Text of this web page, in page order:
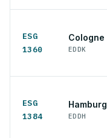
ESG
1360
Cologne
EDDK
ESG
1384
Hamburg
EDDH